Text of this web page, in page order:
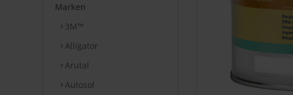
Marken
3M™
Alligator
Arutal
Autosol